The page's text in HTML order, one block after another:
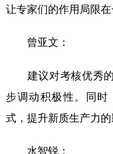
让专家们的作用局限在
曾亚文：
建议对考核优秀的
步调动积极性。同
式，提升新质生产力的
水智锐：